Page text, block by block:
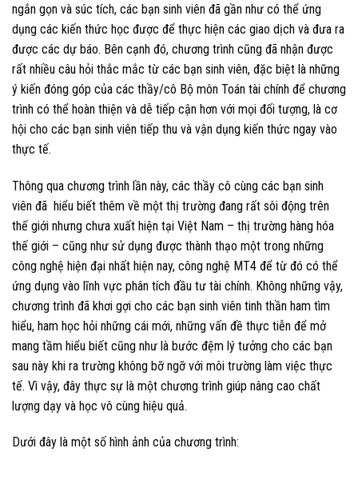
ngắn gọn và súc tích, các bạn sinh viên đã gần như có thể ứng
dụng các kiến thức học được để thực hiện các giao dịch và đưa ra
được các dự báo. Bên cạnh đó, chương trình cũng đã nhận được
rất nhiều câu hỏi thắc mắc từ các bạn sinh viên, đặc biệt là những
ý kiến đóng góp của các thầy/cô Bộ môn Toán tài chính để chương
trình có thể hoàn thiện và dễ tiếp cận hơn với mọi đối tượng, là cơ
hội cho các bạn sinh viên tiếp thu và vận dụng kiến thức ngay vào
thực tế.
Thông qua chương trình lần này, các thầy cô cùng các bạn sinh
viên đã hiểu biết thêm về một thị trường đang rất sôi động trên
thế giới nhưng chưa xuất hiện tại Việt Nam – thị trường hàng hóa
thế giới – cũng như sử dụng được thành thạo một trong những
công nghệ hiện đại nhất hiện nay, công nghệ MT4 để từ đó có thể
ứng dụng vào lĩnh vực phân tích đầu tư tài chính. Không những vậy,
chương trình đã khơi gợi cho các bạn sinh viên tinh thần ham tìm
hiểu, ham học hỏi những cái mới, những vấn đề thực tiễn để mở
mang tầm hiểu biết cũng như là bước đệm lý tưởng cho các bạn
sau này khi ra trường không bỡ ngỡ với môi trường làm việc thực
tế. Vì vậy, đây thực sự là một chương trình giúp nâng cao chất
lượng dạy và học vô cùng hiệu quả.
Dưới đây là một số hình ảnh của chương trình: